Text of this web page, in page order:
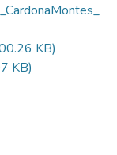
KB)
KB)